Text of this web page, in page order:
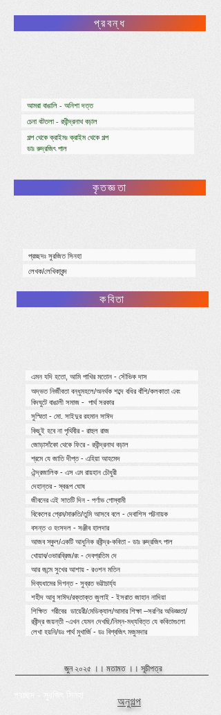
প্রবন্ধ
আমরা বাঙালি - অনিশা দত্ত
চেনা বটতলা - রথীন্দ্রনাথ বড়াল
গল্প থেকে ক্রাইমঃ ক্রাইম থেকে গল্প
ডাঃ রুদ্রজিৎ পাল
কৃতজ্ঞতা
প্রচ্ছদঃ সুরজিত সিনহা
লেখক/লেখিকাবৃন্দ
কবিতা
এমন যদি হতো, আমি পাখির মতোন - সৌভিক দাস
অদ্ভত নির্জীবতা বন্ধুমহলে/অনর্থক শব্দে বধির বাঁশি/কলকাতা এবং
বিদঘুটে বাঙালী সমাজ- পার্থ সরকার
সুস্মিতা - মো. সাইদুর রহমান সাঈদ
কিছুই হবে না পৃথিবীর - রাহুল রাজ
জোড়াসাঁকো থেকে ফিরে - রথীন্দ্রনাথ বড়াল
শ্রমে যে জাতি দীপ্ত - এহিয়া আহমেদ
ঐন্দ্রজালিক - এস এম রায়হান চৌধুরী
দেহান্তর - স্বরূপ ঘোষ
জীবনের এই সাতটি দিন - পর্ণাভ গোস্বামী
বিকেলের প্রেম/মারুতি/তুমি আসবে বলে - দেবাশিস পট্টনায়ক
বসন্ত ও হংসদল - সঞ্জীব হালদার
আজব স্কুল/একটি আধুনিক রবীন্দ্র-কবিতা - ডাঃ রুদ্রজিৎ পাল
খোয়াব/ওভারব্রিজ/রং - দেবপ্রতিম দে
আর জন্মে সুখের আশায় - রওশন মতিন
দিব্যধামের দিগন্ত - সুব্রত ভট্টাচার্য্য
শহীদ আবু সাঈদ/রক্তাক্ত জুলাই - ইসরাত জাহান নাদিয়া
শিক্ষিত গরীবের ডায়েরী/মেডিক্যাল/আমার শিক্ষা –সরণির অভিজ্ঞতা/
রবীন্দ্র জয়ন্তী -এখন যেমন দেখছি/নিম্ন-মধ্যবিত্ত যে কবিতাগুলো
লেখা হয়নি/ডঃ পার্থ মুখার্জি - ডঃ বিশ্বজিৎ মজুমদার
জুন ২০২৫ ।। মতামত ।। সূচীপত্র
প্রচ্ছদ - সুরজিৎ সিনহা ​
অনুগল্প